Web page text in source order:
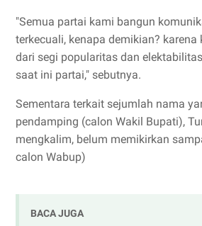
"Semua partai kami bangun
terkecuali, kenapa demikian?
dari segi popularitas dan
saat ini partai," sebutnya.
Sementara terkait sejumlah nama
pendamping (calon Wakil Bupati),
mengkalim, belum memikirkan
calon Wabup)
BACA JUGA